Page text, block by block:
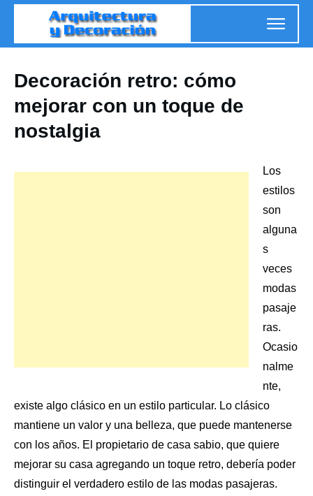
Decoración retro: cómo
mejorar con un toque de
nostalgia
Los
estilos
son
alguna
s
veces
modas
pasaje
ras.
Ocasio
nalme
nte,
existe algo clásico en un estilo particular. Lo clásico
mantiene un valor y una belleza, que puede mantenerse
con los años. El propietario de casa sabio, que quiere
mejorar su casa agregando un toque retro, debería poder
distinguir el verdadero estilo de las modas pasajeras.